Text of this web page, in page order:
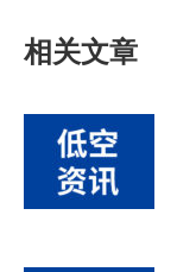
相关文章